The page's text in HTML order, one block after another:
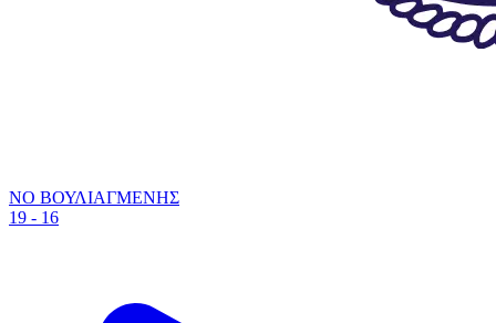
ΝΟ ΒΟΥΛΙΑΓΜΕΝΗΣ
19 - 16